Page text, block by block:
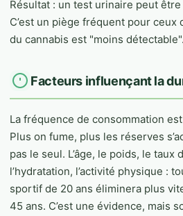
Résultat : un test urinaire peut
C’est un piège fréquent pour
du cannabis est "moins détectable".
Facteurs influençant la
La fréquence de consommation
Plus on fume, plus les réserves
pas le seul. L’âge, le poids, le taux
l’hydratation, l’activité physique :
sportif de 20 ans éliminera plus
45 ans. C’est une évidence, mais